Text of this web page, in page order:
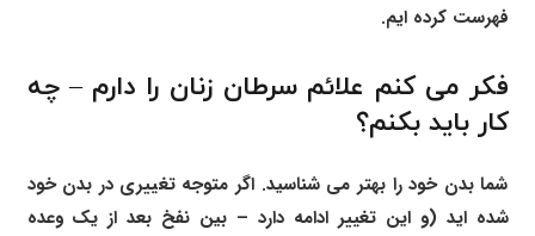
فهرست کرده ایم.
فکر می کنم علائم سرطان زنان را دارم – چه
کار باید بکنم؟
شما بدن خود را بهتر می شناسید. اگر متوجه تغییری در بدن خود
شده اید (و این تغییر ادامه دارد – بین نفخ بعد از یک وعده